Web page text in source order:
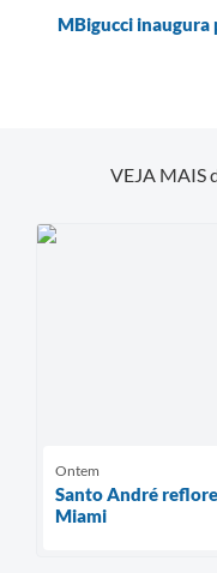
MBigucci
VEJA MAIS
Ontem
Santo André
Miami